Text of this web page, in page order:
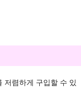
저렴하게 구입할 수 있